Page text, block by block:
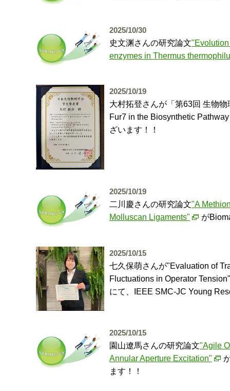
2025/10/30
史文渊さんの研究論文
enzymes in Thermus
2025/10/19
大村拓登さんが「第63回 生物
Fur7 in the Biosynthetic
ざいます！！
2025/10/19
二川慶さんの研究論文"A
Molluscan Ligaments"
が
2025/10/15
七久保萌さんが"Evaluation of
Fluctuations in Operator
にて、IEEE SMC-JC Young
2025/10/15
園山遼馬さんの研究論文"Agile
Annular Aperture Excitation"
ます！！